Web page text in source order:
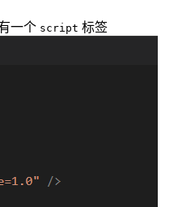
一个 script 标签